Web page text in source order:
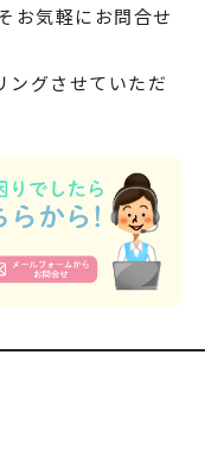
お気軽にお問合せ
ングさせていただ